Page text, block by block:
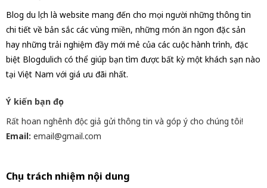
Blog du lịch là website mang đến cho mọi người những thông tin
chi tiết về bản sắc các vùng miền, những món ăn ngon đặc sản
hay những trải nghiệm đầy mới mẻ của các cuộc hành trình, đặc
biệt Blogdulich có thể giúp bạn tìm được bất kỳ một khách sạn nào
tại Việt Nam với giá ưu đãi nhất.
Ý kiến bạn đọc
Rất hoan nghênh độc giả gửi thông tin và góp ý cho chúng tôi!
Email: email@gmail.com
Chịu trách nhiệm nội dung